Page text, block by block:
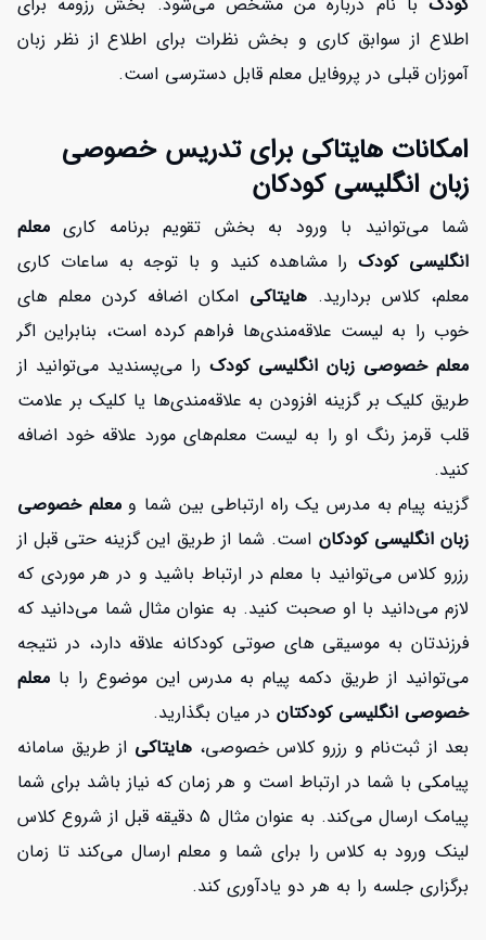
اطلاع از سوابق کاری و بخش نظرات برای اطلاع از نظر زبان
آموزان قبلی در پروفایل معلم قابل دسترسی است.
امکانات هایتاکی برای تدریس خصوصی
زبان انگلیسی کودکان
شما می‌توانید با ورود به بخش تقویم برنامه کاری معلم
انگلیسی کودکرا مشاهده کنید و با توجه به ساعات کاری
معلم، کلاس بردارید. هایتاکی امکان اضافه کردن معلم های
خوب را به لیست علاقه‌مندی‌ها فراهم کرده است، بنابراین اگر
معلم خصوصی زبان انگلیسی کودک را می‌پسندید می‌توانید از
طریق کلیک بر گزینه افزودن به علاقه‌مندی‌ها یا کلیک بر علامت
قلب قرمز رنگ او را به لیست معلم‌های مورد علاقه خود اضافه
کنید.
گزینه پیام به مدرس یک راه ارتباطی بین شما ومعلم خصوصی
زبان انگلیسی کودکان است. شما از طریق این گزینه حتی قبل از
رزرو کلاس می‌توانید با معلم در ارتباط باشید و در هر موردی که
لازم می‌دانید با او صحبت کنید. به عنوان مثال شما می‌دانید که
فرزندتان به موسیقی های صوتی کودکانه علاقه دارد، در نتیجه
می‌توانید از طریق دکمه پیام به مدرس این موضوع را با معلم
خصوصی انگلیسی کودکتان در میان بگذارید.
بعد از ثبت‌نام و رزرو کلاس خصوصی، هایتاکی از طریق سامانه
پیامکی با شما در ارتباط است و هر زمان که نیاز باشد برای شما
پیامک ارسال می‌کند. به عنوان مثال 5 دقیقه قبل از شروع کلاس
لینک ورود به کلاس را برای شما و معلم ارسال می‌کند تا زمان
برگزاری جلسه را به هر دو یادآوری کند.